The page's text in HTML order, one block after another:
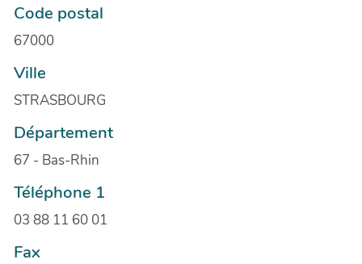
Code postal
67000
Ville
STRASBOURG
Département
67 - Bas-Rhin
Téléphone 1
03 88 11 60 01
Fax